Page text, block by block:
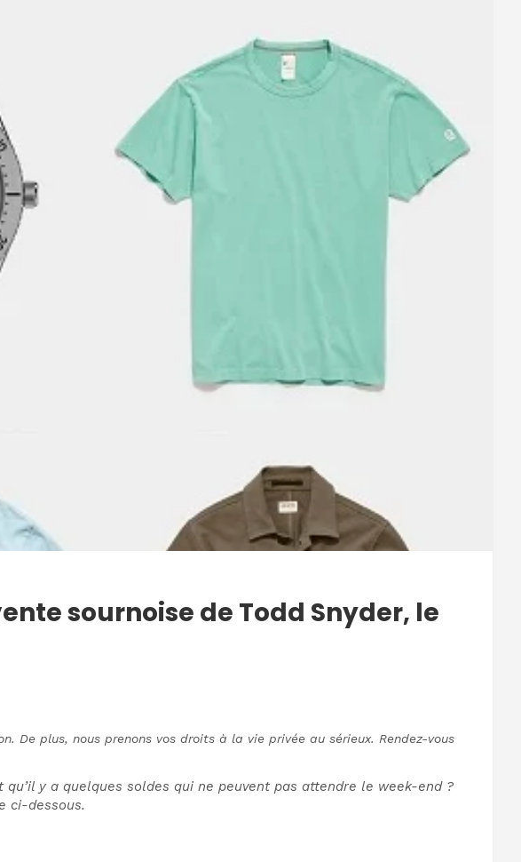
sournoise de Todd Snyder, le
De plus, nous prenons vos droits à la vie privée au sérieux. Rendez-vous
y a quelques soldes qui ne peuvent pas attendre le week-end ?
ci-dessous.